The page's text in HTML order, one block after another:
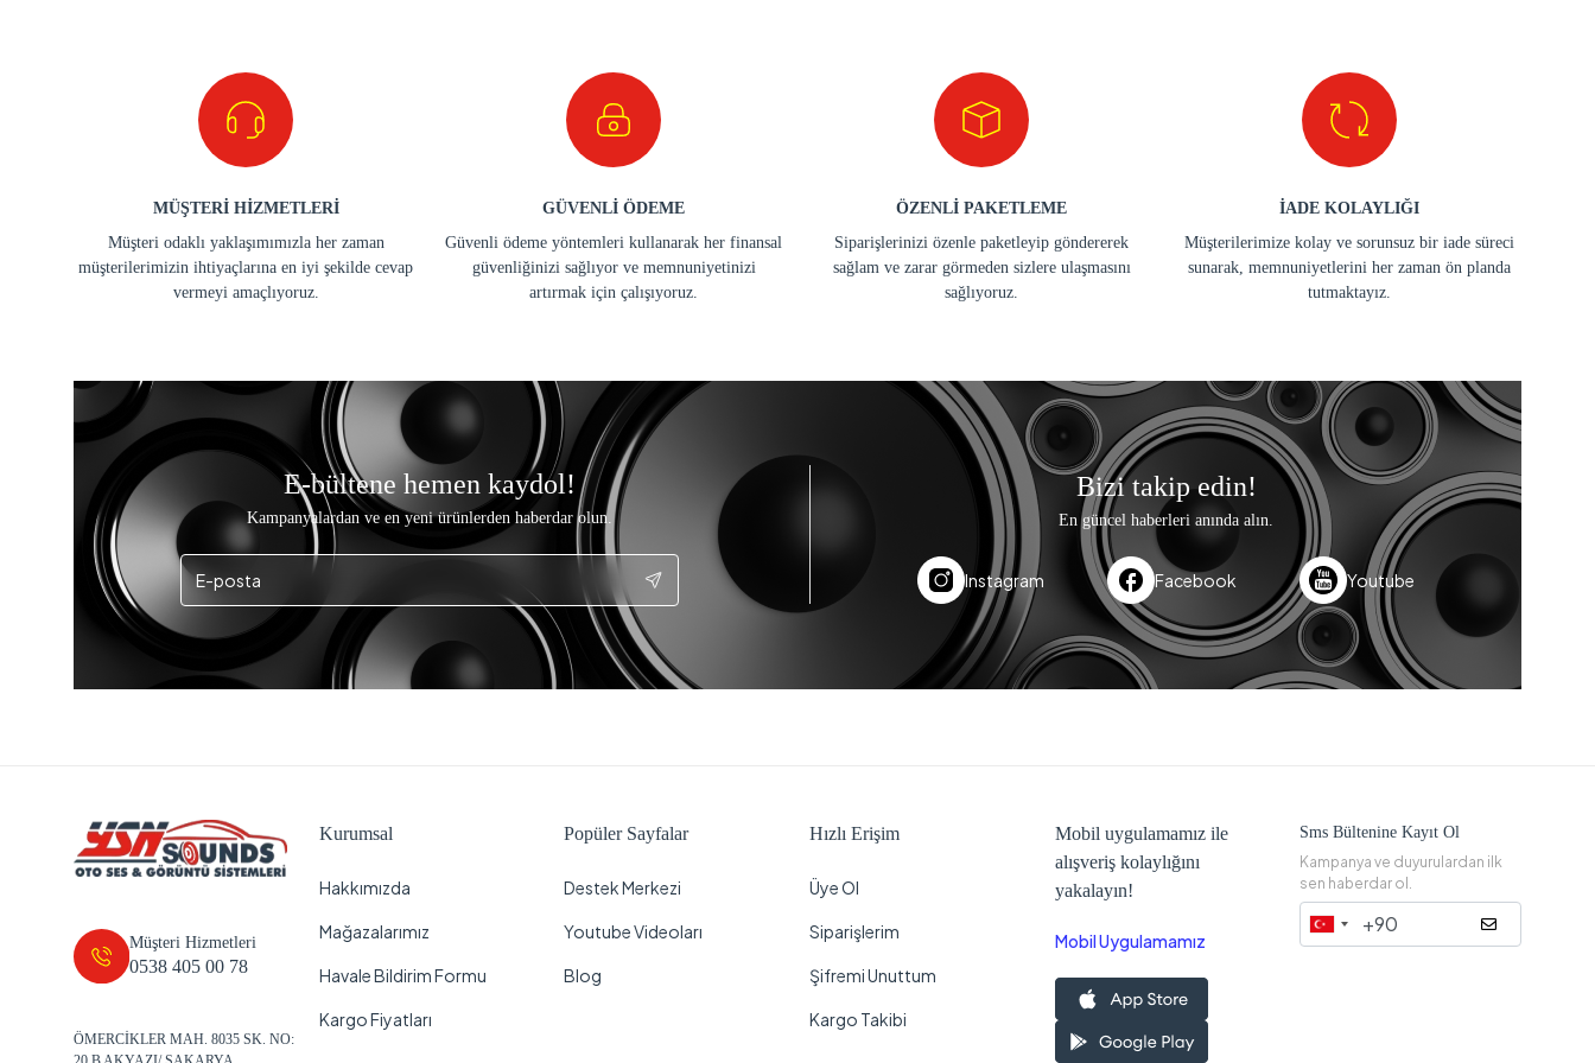
MÜŞTERİ HİZMETLERİ
Müşteri odaklı yaklaşımımızla her zaman
müşterilerimizin ihtiyaçlarına en iyi şekilde cevap
vermeyi amaçlıyoruz.
GÜVENLİ ÖDEME
Güvenli ödeme yöntemleri kullanarak her finansal
güvenliğinizi sağlıyor ve memnuniyetinizi
artırmak için çalışıyoruz.
ÖZENLİ PAKETLEME
Siparişlerinizi özenle paketleyip göndererek
sağlam ve zarar görmeden sizlere ulaşmasını
sağlıyoruz.
İADE KOLAYLIĞI
Müşterilerimize kolay ve sorunsuz bir iade süreci
sunarak, memnuniyetlerini her zaman ön planda
tutmaktayız.
E-bültene hemen kaydol!
Kampanyalardan ve en yeni ürünlerden haberdar olun.
Bizi takip edin!
En güncel haberleri anında alın.
Instagram Facebook Youtube
Müşteri Hizmetleri
0538 405 00 78
ÖMERCİKLER MAH. 8035 SK. NO:
Kurumsal
Hakkımızda
Mağazalarımız
Havale Bildirim Formu
Kargo Fiyatları
Popüler Sayfalar
Destek Merkezi
Youtube Videoları
Blog
Hızlı Erişim
Üye Ol
Siparişlerim
Şifremi Unuttum
Kargo Takibi
Mobil uygulamamız ile
alışveriş kolaylığını
yakalayın!
Mobil Uygulamamız
Sms Bültenine Kayıt Ol
Kampanya ve duyurulardan ilk
sen haberdar ol.